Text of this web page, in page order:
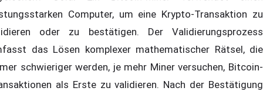
Computer, um eine Krypto-Transaktion zu
oder zu bestätigen. Der Validierungsprozess
das Lösen komplexer mathematischer Rätsel, die
schwieriger werden, je mehr Miner versuchen, Bitcoin-
als Erste zu validieren. Nach der Bestätigung